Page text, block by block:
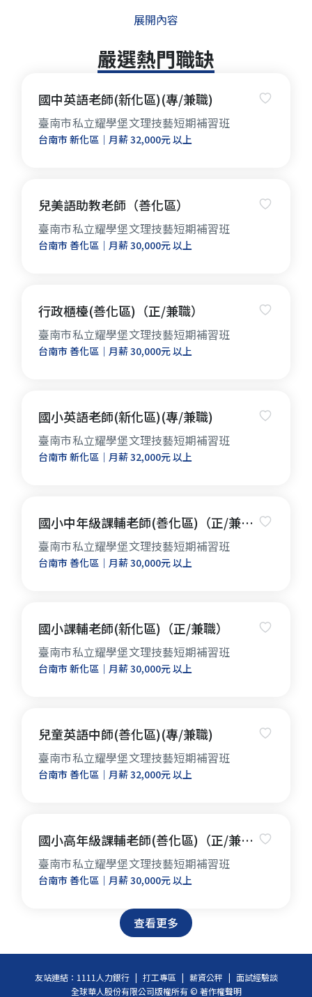
習態度與正確的思考方式。每一次練習、每一堂課，
透過細心教學、溫暖陪伴與多元學習活動，讓孩子在
快樂中學習、在學習中成長，培養孩子主動學習的能
力與自信心，為未來打下穩固的基礎！
展開內容
嚴選熱門職缺
國中英語老師(新化區)(專/兼職)
臺南市私立耀學堡文理技藝短期補習班
台南市 新化區｜月薪 32,000元 以上
兒美語助教老師（善化區）
臺南市私立耀學堡文理技藝短期補習班
台南市 善化區｜月薪 30,000元 以上
行政櫃檯(善化區)（正/兼職）
臺南市私立耀學堡文理技藝短期補習班
台南市 善化區｜月薪 30,000元 以上
國小英語老師(新化區)(專/兼職)
臺南市私立耀學堡文理技藝短期補習班
台南市 新化區｜月薪 32,000元 以上
國小中年級課輔老師(善化區)（正/兼
職）
臺南市私立耀學堡文理技藝短期補習班
台南市 善化區｜月薪 30,000元 以上
國小課輔老師(新化區)（正/兼職）
臺南市私立耀學堡文理技藝短期補習班
台南市 新化區｜月薪 30,000元 以上
兒童英語中師(善化區)(專/兼職)
臺南市私立耀學堡文理技藝短期補習班
台南市 善化區｜月薪 32,000元 以上
國小高年級課輔老師(善化區)（正/兼
職）
臺南市私立耀學堡文理技藝短期補習班
台南市 善化區｜月薪 30,000元 以上
查看更多
友站連結： 1111人力銀行 | 打工專區 | 薪資公秤 | 面試經驗談
全球華人股份有限公司版權所有 © 著作權聲明